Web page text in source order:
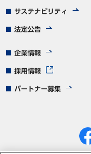
サステナビリティ
法定公告
企業情報
採用情報
パートナー募集